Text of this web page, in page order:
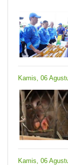
Kamis, 06
Kamis, 06